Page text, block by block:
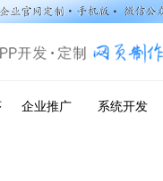
企业推广 系统开发